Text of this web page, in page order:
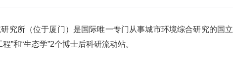
究所（位于厦门）是国际唯一专门从事城市环境综合研究的国
”和“生态学”2个博士后科研流动站。